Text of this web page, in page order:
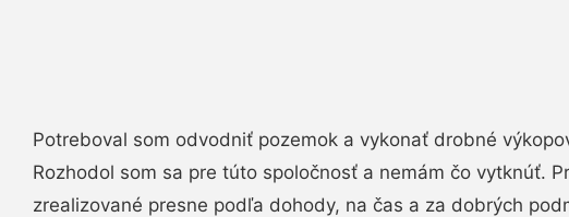
Potreboval som odvodniť pozemok a vykonať drobné
Rozhodol som sa pre túto spoločnosť a nemám čo vytknúť.
zrealizované presne podľa dohody, na čas a za dobrých